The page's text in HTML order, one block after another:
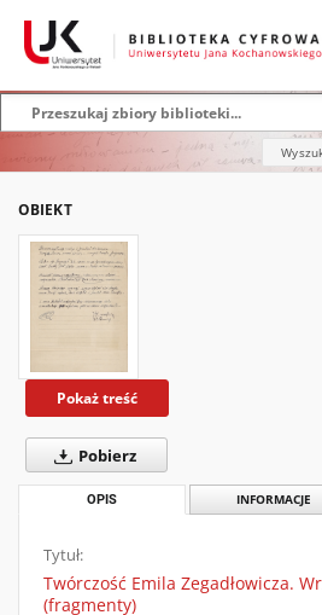
OBIEKT
Pokaż treść
Pobierz
OPIS INFORMACJE
Tytuł:
Twórczość Emila Zegadłowicza.
(fragmenty)